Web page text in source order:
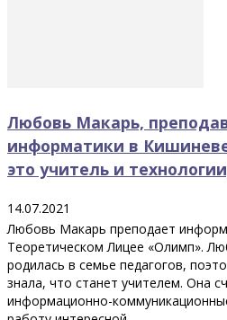
Любовь Макарь,
информатики в
это учитель и
14.07.2021
Любовь Макарь преподает
Теоретическом Лицее «Олимп».
родилась в семье педагогов,
знала, что станет учителем. Она
информационно-